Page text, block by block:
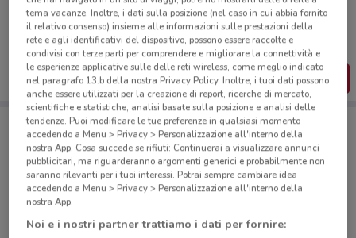
Porta DoveConviene sempre con te!
Puoi trovare le migliori offerte dei negozi vicino a te,
salvarle e creare la tua lista del risparmio, comodamente
dal tuo cellulare.
SCARICA L’APP
Negozi Famila a Garlasco
tema vacanze. Inoltre, i dati sulla posizione (nel caso in cui abbia fornito
il relativo consenso) insieme alle informazioni sulle prestazioni della
rete e agli identificativi del dispositivo, possono essere raccolte e
condivisi con terze parti per comprendere e migliorare la connettività e
le esperienze applicative sulle delle reti wireless, come meglio indicato
nel paragrafo 13.b della nostra Privacy Policy. Inoltre, i tuoi dati possono
anche essere utilizzati per la creazione di report, ricerche di mercato,
scientifiche e statistiche, analisi basate sulla posizione e analisi delle
tendenze. Puoi modificare le tue preferenze in qualsiasi momento
accedendo a Menu > Privacy > Personalizzazione all'interno della
nostra App. Cosa succede se rifiuti: Continuerai a visualizzare annunci
pubblicitari, ma riguarderanno argomenti generici e probabilmente non
saranno rilevanti per i tuoi interessi. Potrai sempre cambiare idea
accedendo a Menu > Privacy > Personalizzazione all'interno della
nostra App.
Noi e i nostri partner trattiamo i dati per fornire: